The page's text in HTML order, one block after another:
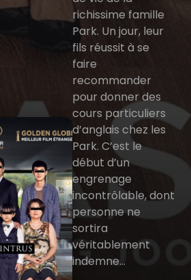
richissime famille
Park. Un jour, leur
fils réussit à se
faire
recommander
pour donner des
cours particuliers
d’anglais chez les
Park. C’est le
début d’un
engrenage
incontrôlable, dont
personne ne
sortira
véritablement
indemne...